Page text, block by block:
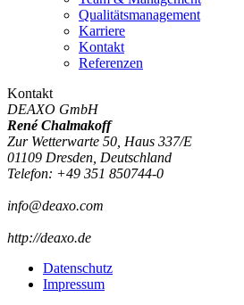
Qualitätsmanagement
Karriere
Kontakt
Referenzen
Kontakt
DEAXO GmbH
René Chalmakoff
Zur Wetterwarte 50, Haus 337/E
01109 Dresden, Deutschland
Telefon: +49 351 850744-0
info@deaxo.com
http://deaxo.de
Datenschutz
Impressum